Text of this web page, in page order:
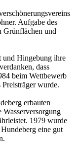
Aufgabe des
Grünflächen und
und Hingebung ihre
dass
beim Wettbewerb
wurde.
erbauten
1979 wurde
eine gut